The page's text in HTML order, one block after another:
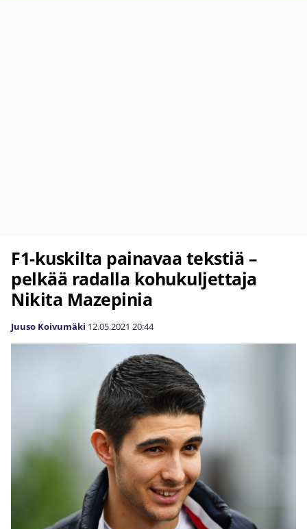
F1-kuskilta painavaa tekstiä –
pelkää radalla kohukuljettaja
Nikita Mazepinia
Juuso Koivumäki 12.05.2021 20:44